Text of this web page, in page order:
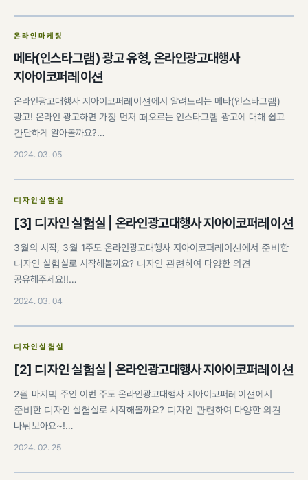
온라인마케팅
메타(인스타그램) 광고 유형, 온라인광고대행사
지아이코퍼레이션
온라인광고대행사 지아이코퍼레이션에서 알려드리는 메타(인스타그램)
광고! 온라인 광고하면 가장 먼저 떠오르는 인스타그램 광고에 대해 쉽고
간단하게 알아볼까요?…
2024. 03. 05
디자인실험실
[3] 디자인 실험실 | 온라인광고대행사 지아이코퍼레이션
3월의 시작, 3월 1주도 온라인광고대행사 지아이코퍼레이션에서 준비한
디자인 실험실로 시작해볼까요? 디자인 관련하여 다양한 의견
공유해주세요!!…
2024. 03. 04
디자인실험실
[2] 디자인 실험실 | 온라인광고대행사 지아이코퍼레이션
2월 마지막 주인 이번 주도 온라인광고대행사 지아이코퍼레이션에서
준비한 디자인 실험실로 시작해볼까요? 디자인 관련하여 다양한 의견
나눠보아요~!…
2024. 02. 25